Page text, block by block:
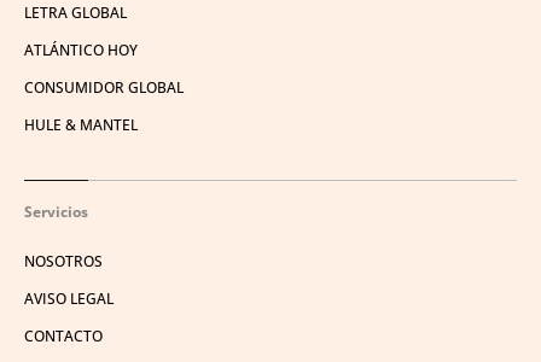
LETRA GLOBAL
ATLÁNTICO HOY
CONSUMIDOR GLOBAL
HULE & MANTEL
Servicios
NOSOTROS
AVISO LEGAL
CONTACTO